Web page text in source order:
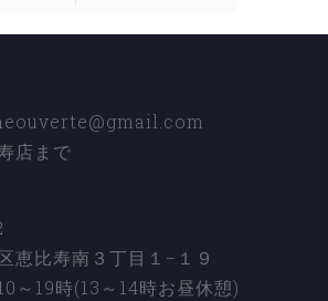
店まで
恵比寿南３丁目１−１９
～19時(13～14時お昼休憩)